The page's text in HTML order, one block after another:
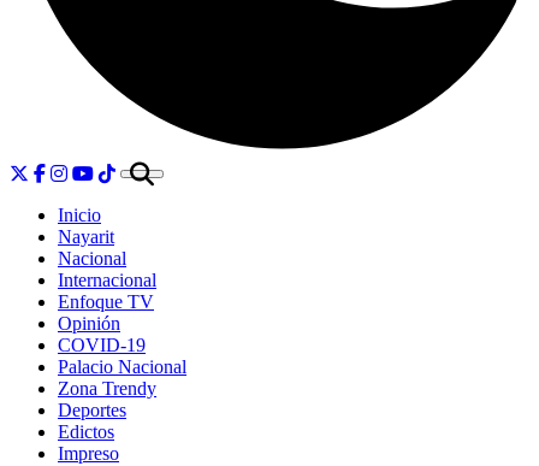
Inicio
Nayarit
Nacional
Internacional
Enfoque TV
Opinión
COVID-19
Palacio Nacional
Zona Trendy
Deportes
Edictos
Impreso